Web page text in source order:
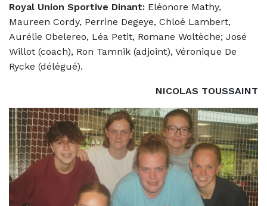
Royal Union Sportive Dinant: Eléonore Mathy,
Maureen Cordy, Perrine Degeye, Chloé Lambert,
Aurélie Obelereo, Léa Petit, Romane Woltèche; José
Willot (coach), Ron Tamnik (adjoint), Véronique De
Rycke (délégué).
NICOLAS TOUSSAINT